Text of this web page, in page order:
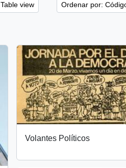
Table view Ordenar por:
Volantes Políticos